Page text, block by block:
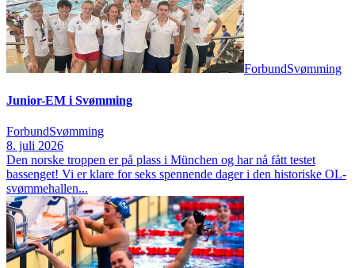
ForbundSvømming
Junior-EM i Svømming
ForbundSvømming
8. juli 2026
Den norske troppen er på plass i München og har nå fått testet
bassenget! Vi er klare for seks spennende dager i den historiske OL-
svømmehallen...